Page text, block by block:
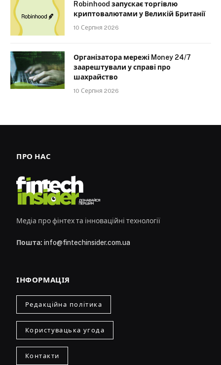
Robinhood запускає торгівлю
криптовалютами у Великій Британії
10 Серпня 2026
Організатора мережі Money 24/7
заарештували у справі про
шахрайство
10 Серпня 2026
ПРО НАС
Медіа про фінтех та інноваційні технології
Пошта: info@fintechinsider.com.ua
ІНФОРМАЦІЯ
Редакційна політика
Користувацька угода
Контакти